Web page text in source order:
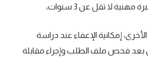
إمكانية الإعفاء عند دراسة
بعد فحص ملف الطلب وإجراء مقابلة